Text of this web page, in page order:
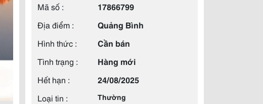
Mã số :
17866799
Địa điểm :
Quảng Bình
Hình thức :
Cần bán
Tình trạng :
Hàng mới
Hết hạn :
24/08/2025
Loại tin :
Thường